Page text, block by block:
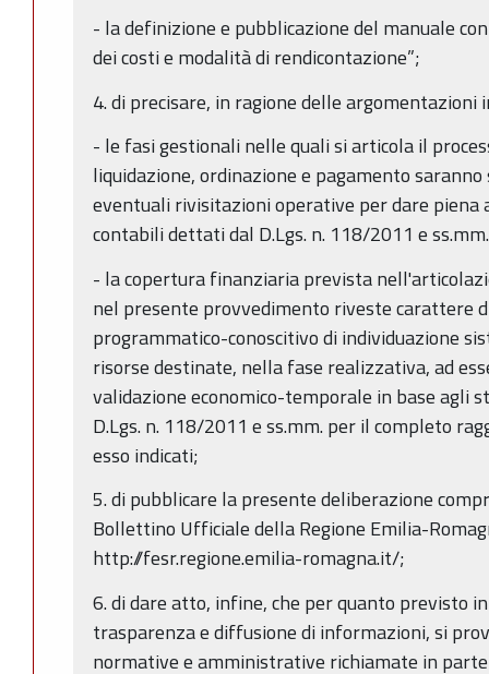
- la definizione e pubblicazione del manuale
dei costi e modalità di rendicontazione”;
4. di precisare, in ragione delle argomentazioni
- le fasi gestionali nelle quali si articola il
liquidazione, ordinazione e pagamento
eventuali rivisitazioni operative per dare
contabili dettati dal D.Lgs. n. 118/2011 e
- la copertura finanziaria prevista
nel presente provvedimento riveste carattere
programmatico-conoscitivo di individuazione
risorse destinate, nella fase realizzativa, ad
validazione economico-temporale in base agli
D.Lgs. n. 118/2011 e ss.mm. per il completo
esso indicati;
5. di pubblicare la presente deliberazione
Bollettino Ufficiale della Regione Emilia-
http://fesr.regione.emilia-romagna.it/;
6. di dare atto, infine, che per quanto previsto
trasparenza e diffusione di informazioni, si
normative e amministrative richiamate in